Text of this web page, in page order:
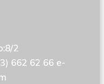
2
662 62 66 e-